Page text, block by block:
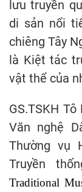
lưu truyền
di sản nổi
chiêng Tây
là Kiệt tác
vật thể của
GS.TSKH
Văn nghệ
Thường vụ
Truyền
Traditional